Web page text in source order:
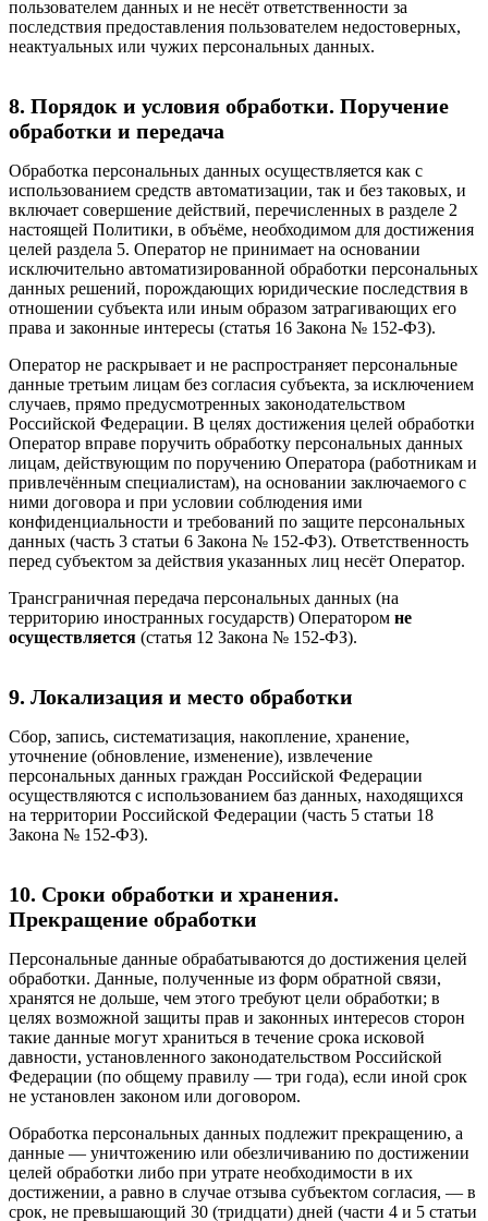
пользователем данных и не несёт ответственности за
последствия предоставления пользователем недостоверных,
неактуальных или чужих персональных данных.
8. Порядок и условия обработки. Поручение
обработки и передача
Обработка персональных данных осуществляется как с
использованием средств автоматизации, так и без таковых, и
включает совершение действий, перечисленных в разделе 2
настоящей Политики, в объёме, необходимом для достижения
целей раздела 5. Оператор не принимает на основании
исключительно автоматизированной обработки персональных
данных решений, порождающих юридические последствия в
отношении субъекта или иным образом затрагивающих его
права и законные интересы (статья 16 Закона № 152-ФЗ).
Оператор не раскрывает и не распространяет персональные
данные третьим лицам без согласия субъекта, за исключением
случаев, прямо предусмотренных законодательством
Российской Федерации. В целях достижения целей обработки
Оператор вправе поручить обработку персональных данных
лицам, действующим по поручению Оператора (работникам и
привлечённым специалистам), на основании заключаемого с
ними договора и при условии соблюдения ими
конфиденциальности и требований по защите персональных
данных (часть 3 статьи 6 Закона № 152-ФЗ). Ответственность
перед субъектом за действия указанных лиц несёт Оператор.
Трансграничная передача персональных данных (на
территорию иностранных государств) Оператором не
осуществляется (статья 12 Закона № 152-ФЗ).
9. Локализация и место обработки
Сбор, запись, систематизация, накопление, хранение,
уточнение (обновление, изменение), извлечение
персональных данных граждан Российской Федерации
осуществляются с использованием баз данных, находящихся
на территории Российской Федерации (часть 5 статьи 18
Закона № 152-ФЗ).
10. Сроки обработки и хранения.
Прекращение обработки
Персональные данные обрабатываются до достижения целей
обработки. Данные, полученные из форм обратной связи,
хранятся не дольше, чем этого требуют цели обработки; в
целях возможной защиты прав и законных интересов сторон
такие данные могут храниться в течение срока исковой
давности, установленного законодательством Российской
Федерации (по общему правилу — три года), если иной срок
не установлен законом или договором.
Обработка персональных данных подлежит прекращению, а
данные — уничтожению или обезличиванию по достижении
целей обработки либо при утрате необходимости в их
достижении, а равно в случае отзыва субъектом согласия, — в
срок, не превышающий 30 (тридцати) дней (части 4 и 5 статьи